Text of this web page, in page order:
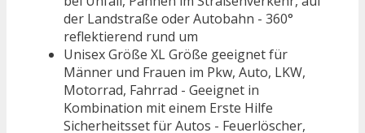
der Landstraße oder Autobahn - 360°
reflektierend rund um
Unisex Größe XL Größe geeignet für
Männer und Frauen im Pkw, Auto, LKW,
Motorrad, Fahrrad - Geeignet in
Kombination mit einem Erste Hilfe
Sicherheitsset für Autos - Feuerlöscher,